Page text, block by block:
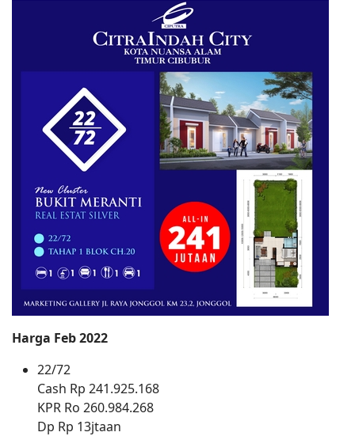
Harga Feb 2022
22/72
Cash Rp 241.925.168
KPR Ro 260.984.268
Dp Rp 13jtaan